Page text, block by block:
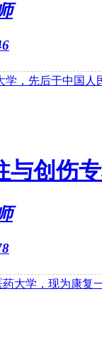
学，先后于中国人
与创伤
大学，现为康复